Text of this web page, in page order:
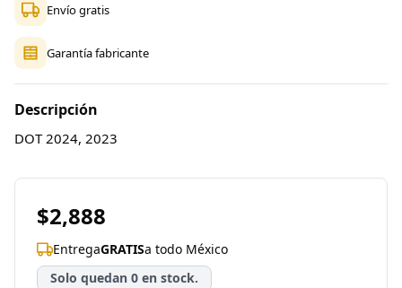
Envío gratis
Garantía fabricante
Descripción
DOT 2024, 2023
$2,888
EntregaGRATISa todo México
Solo quedan 0 en stock.